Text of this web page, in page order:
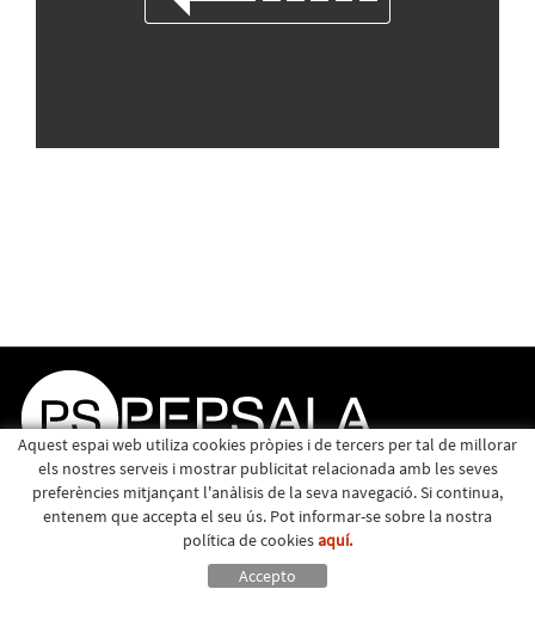
Aquest espai web utiliza cookies pròpies i de tercers per tal de millorar
els nostres serveis i mostrar publicitat relacionada amb les seves
preferències mitjançant l'anàlisis de la seva navegació. Si continua,
entenem que accepta el seu ús. Pot informar-se sobre la nostra
política de cookiesaquí.
Accepto